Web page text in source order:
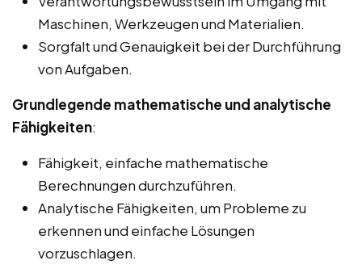
Maschinen, Werkzeugen und Materialien.
Sorgfalt und Genauigkeit bei der Durchführung
von Aufgaben.
Grundlegende mathematische und analytische
Fähigkeiten:
Fähigkeit, einfache mathematische
Berechnungen durchzuführen.
Analytische Fähigkeiten, um Probleme zu
erkennen und einfache Lösungen
vorzuschlagen.